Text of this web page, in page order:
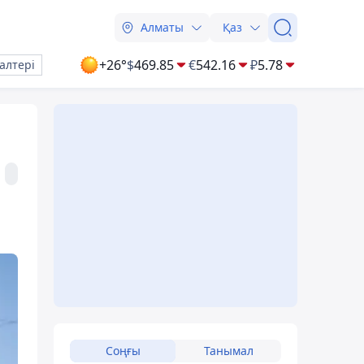
Алматы Қаз
+26°$469.85 €542.16 ₽5.78
Соңғы Танымал